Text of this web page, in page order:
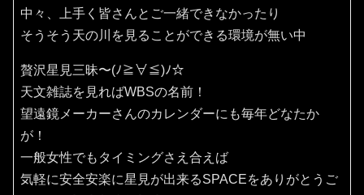
中々、上手く皆さんとご一緒できなかったり
そうそう天の川を見ることができる環境が無い中
贅沢星見三昧〜(ﾉ≧∀≦)ﾉ☆
天文雑誌を見ればWBSの名前！
望遠鏡メーカーさんのカレンダーにも毎年どなたか
が！
一般女性でもタイミングさえ合えば
気軽に安全安楽に星見が出来るSPACEをありがとうご